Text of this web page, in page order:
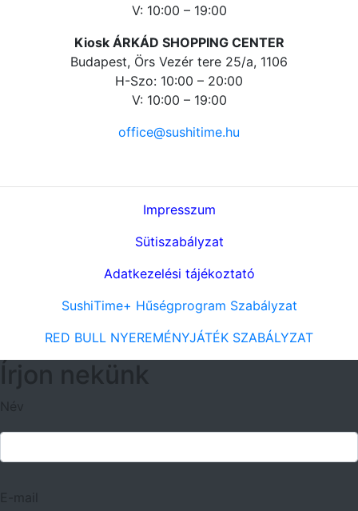
V: 10:00 – 19:00
Kiosk ÁRKÁD SHOPPING CENTER
Budapest, Örs Vezér tere 25/a, 1106
H-Szo: 10:00 – 20:00
V: 10:00 – 19:00
office@sushitime.hu
Impresszum
Sütiszabályzat
Adatkezelési tájékoztató
SushiTime+ Hűségprogram Szabályzat
RED BULL NYEREMÉNYJÁTÉK SZABÁLYZAT
Írjon nekünk
Név
E-mail